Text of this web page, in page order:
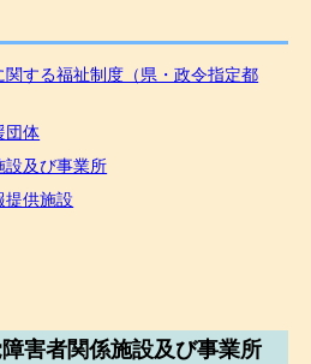
する福祉制度（県・政令指定都
団体
設及び事業所
提供施設
害者関係施設及び事業所